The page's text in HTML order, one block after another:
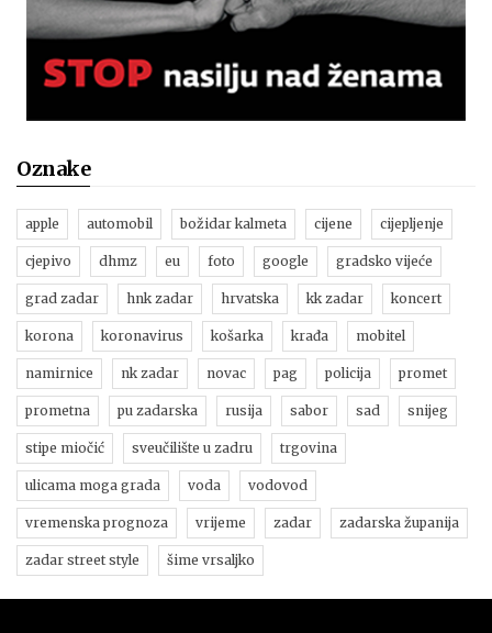
Oznake
apple automobil božidar kalmeta cijene cijepljenje
cjepivo dhmz eu foto google gradsko vijeće
grad zadar hnk zadar hrvatska kk zadar koncert
korona koronavirus košarka krađa mobitel
namirnice nk zadar novac pag policija promet
prometna pu zadarska rusija sabor sad snijeg
stipe miočić sveučilište u zadru trgovina
ulicama moga grada voda vodovod
vremenska prognoza vrijeme zadar zadarska županija
zadar street style šime vrsaljko